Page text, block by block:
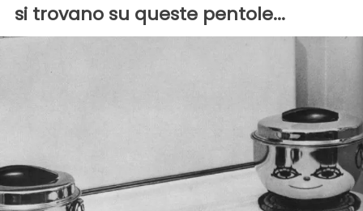
si trovano su queste pentole...